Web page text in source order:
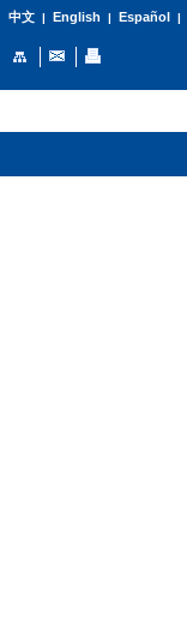
中文| English | Español |